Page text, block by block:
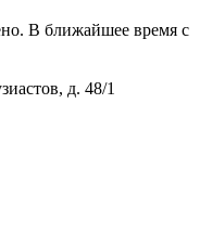
В ближайшее время с
д. 48/1